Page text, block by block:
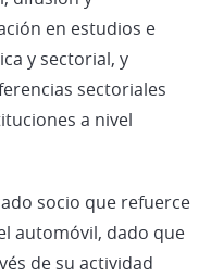
en estudios e
y sectorial, y
sectoriales
a nivel
socio que refuerce
automóvil, dado que
de su actividad